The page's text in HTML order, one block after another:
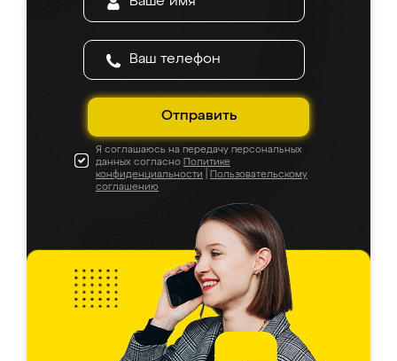
Отправить
Я соглашаюсь на передачу персональных
данных согласно Политике
конфиденциальности
Пользовательскому
соглашению